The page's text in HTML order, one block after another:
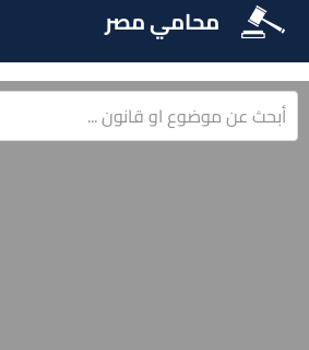
محامي مصر